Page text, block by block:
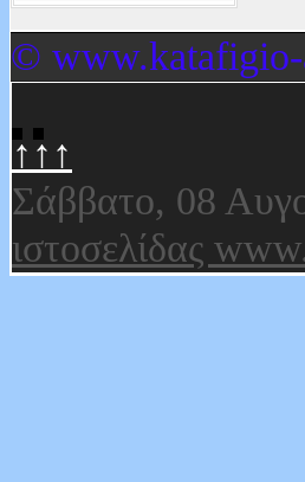
© www.katafigio-
↑↑↑
Σάββατο, 08
ιστοσελίδας